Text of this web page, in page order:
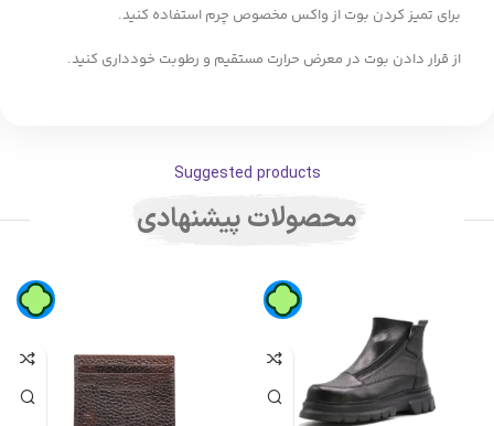
برای تمیز کردن بوت از واکس مخصوص چرم استفاده کنید.
از قرار دادن بوت در معرض حرارت مستقیم و رطوبت خودداری کنید.
Suggested products
محصولات پیشنهادی